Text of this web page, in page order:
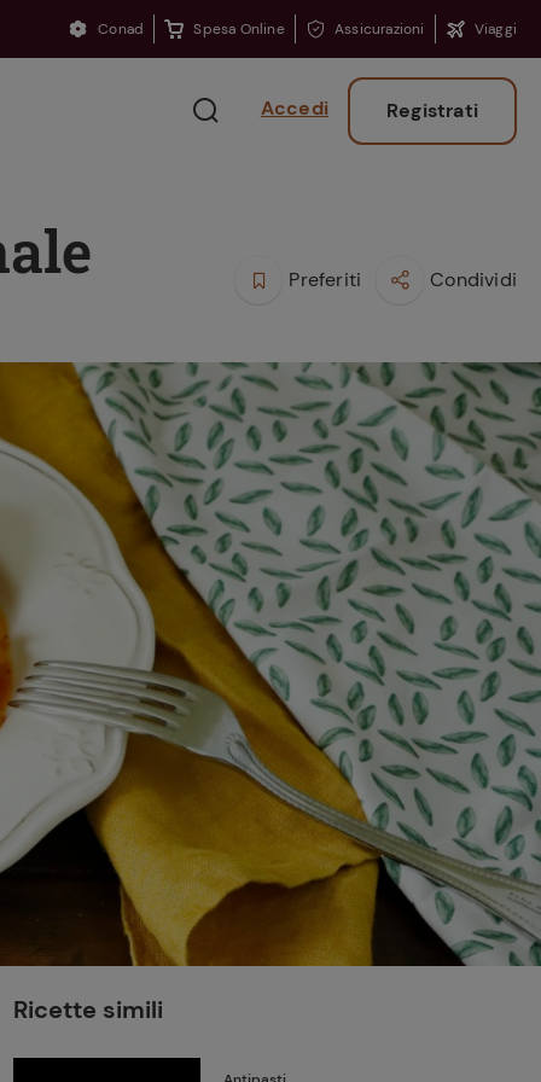
Conad Spesa Online Assicurazioni Viaggi
Accedi Registrati
Finferli, animelle e
salsa ai frutti rossi
Come affumicare:
legna ed erbe da
usare
Ritorno sui banchi?
Consigli per ritrovare
la concentrazione
perduta
Preferiti Condividi
Ricette simili